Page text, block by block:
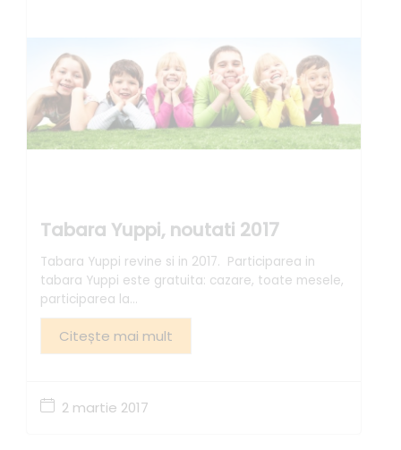
Tabara Yuppi, noutati 2017
2 martie 2017
Tabara Yuppi revine si in 2017. Participarea in
tabara Yuppi este gratuita: cazare, toate mesele,
participarea la...
Citește mai mult